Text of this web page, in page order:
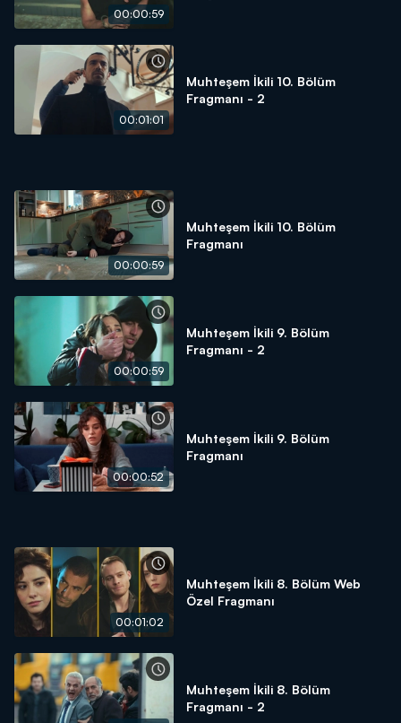
00:00:59
00:01:01
Muhteşem İkili 10. Bölüm
Fragmanı - 2
00:00:59
Muhteşem İkili 10. Bölüm
Fragmanı
00:00:59
Muhteşem İkili 9. Bölüm
Fragmanı - 2
00:00:52
Muhteşem İkili 9. Bölüm
Fragmanı
00:01:02
Muhteşem İkili 8. Bölüm Web
Özel Fragmanı
Muhteşem İkili 8. Bölüm
Fragmanı - 2